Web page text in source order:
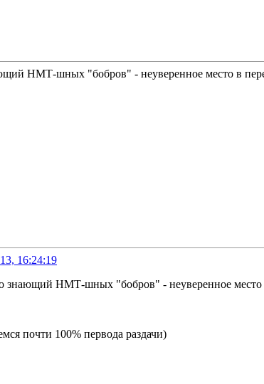
НМТ-шных "бобров" - неуверенное место в
16:24:19
знающий НМТ-шных "бобров" - неуверенное место
почти 100% первода раздачи)